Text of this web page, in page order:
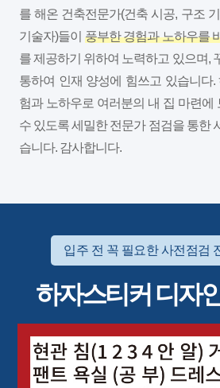
를 해온 건축전문가(건축 시공, 구조
기술자)들이 풍부한 경험과 노하우를
를 제공하기 위하여 노력하고 있으며,
통하여 인재 양성에 힘쓰고 있습니다
험과 노하우로 여러분의 내 집 마련에
수 있도록 세밀한 전문가 점검을 통한
습니다. 감사합니다.
입주 전 꼭 필요한 사전점검
하자스티커 디자